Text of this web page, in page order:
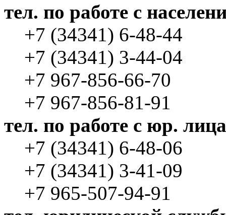
тел. по работе с
+7 (34341) 6-48-44
+7 (34341) 3-44-04
+7 967-856-66-70
+7 967-856-81-91
тел. по работе с юр.
+7 (34341) 6-48-06
+7 (34341) 3-41-09
+7 965-507-94-91